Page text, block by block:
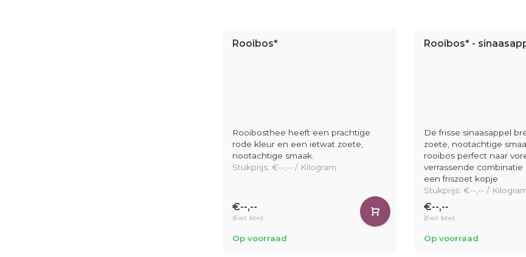
Rooibos*
Rooibosthee heeft een prachtige
rode kleur en een ietwat zoete,
nootachtige smaak.
Stukprijs: €--,-- / Kilogram
€--,--
(Excl. btw)
Op voorraad
Rooibos* -
De frisse sinaasappel
zoete, nootachtige
rooibos perfect naar
verrassende combinatie
een friszoet kopje
Stukprijs: €--,-- /
€--,--
(Excl. btw)
Op voorraad